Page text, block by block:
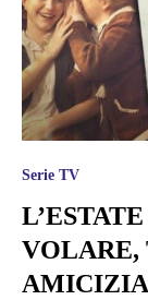
Serie TV
VOLARE,
AMICIZIA